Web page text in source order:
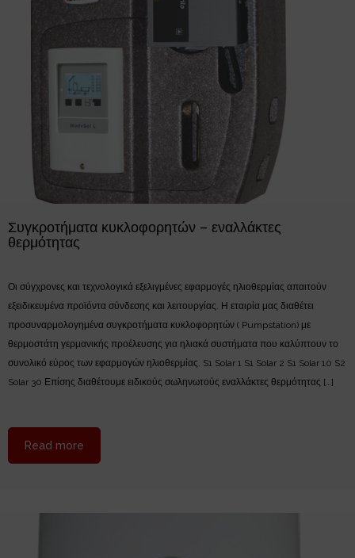
Συγκροτήματα κυκλοφορητών – εναλλάκτες
θερμότητας
Οι σύγχρονες και τεχνολογικά εξελιγμένες εφαρμογές ηλιοθερμίας απαιτούν
εξειδικευμένα προϊόντα σύνδεσης και λειτουργίας. Η εταιρία μας διαθέτει
προσυναρμολογημένα συγκροτήματα κυκλοφορητών ( Pumpstation) με
θερμοστάτη γερμανικής προέλευσης για ηλιακά συστήματα που καλύπτουν το
συνολικό εύρος των εφαρμογών ηλιοθερμίας. S1 Solar 1 S1 Solar 2 S1 Solar 10 S2
Solar 30 Επίσης διαθέτουμε ειδικούς σωληνωτούς εναλλάκτες θερμότητας […]
Read more